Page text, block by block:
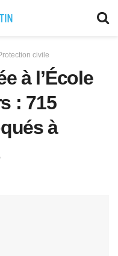
civile
à l’École
: 715
à